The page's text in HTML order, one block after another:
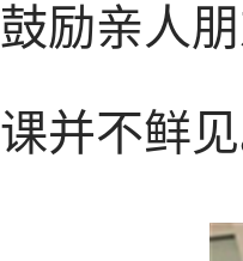
鼓励亲人
课并不鲜